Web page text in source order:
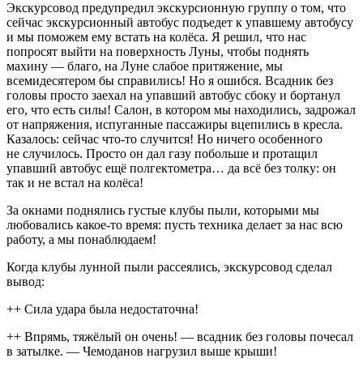
Экскурсовод предупредил экскурсионную группу о том, что
сейчас экскурсионный автобус подъедет к упавшему автобусу
и мы поможем ему встать на колёса. Я решил, что нас
попросят выйти на поверхность Луны, чтобы поднять
махину — благо, на Луне слабое притяжение, мы
всемидесятером бы справились! Но я ошибся. Всадник без
головы просто заехал на упавший автобус сбоку и бортанул
его, что есть силы! Салон, в котором мы находились, задрожал
от напряжения, испуганные пассажиры вцепились в кресла.
Казалось: сейчас что-то случится! Но ничего особенного
не случилось. Просто он дал газу побольше и протащил
упавший автобус ещё полгектометра… да всё без толку: он
так и не встал на колёса!
За окнами поднялись густые клубы пыли, которыми мы
любовались какое-то время: пусть техника делает за нас всю
работу, а мы понаблюдаем!
Когда клубы лунной пыли рассеялись, экскурсовод сделал
вывод:
++ Сила удара была недостаточна!
++ Впрямь, тяжёлый он очень! — всадник без головы почесал
в затылке. — Чемоданов нагрузил выше крыши!